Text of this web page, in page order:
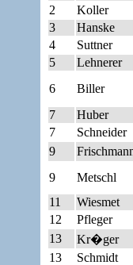
2
Koller
3
Hanske
4
Suttner
5
Lehnerer
6
Biller
7
Huber
7
Schneider
9
9
Metschl
11
Wiesmet
12
Pfleger
13
Kr�ger
13
Schmidt